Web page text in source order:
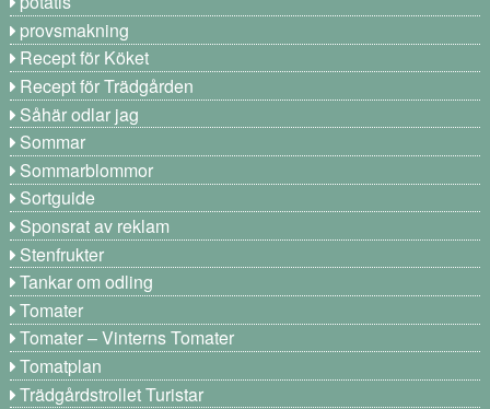
provsmakning
Recept för Köket
Recept för Trädgården
Såhär odlar jag
Sommar
Sommarblommor
Sortguide
Sponsrat av reklam
Stenfrukter
Tankar om odling
Tomater
Tomater – Vinterns Tomater
Tomatplan
Trädgårdstrollet Turistar